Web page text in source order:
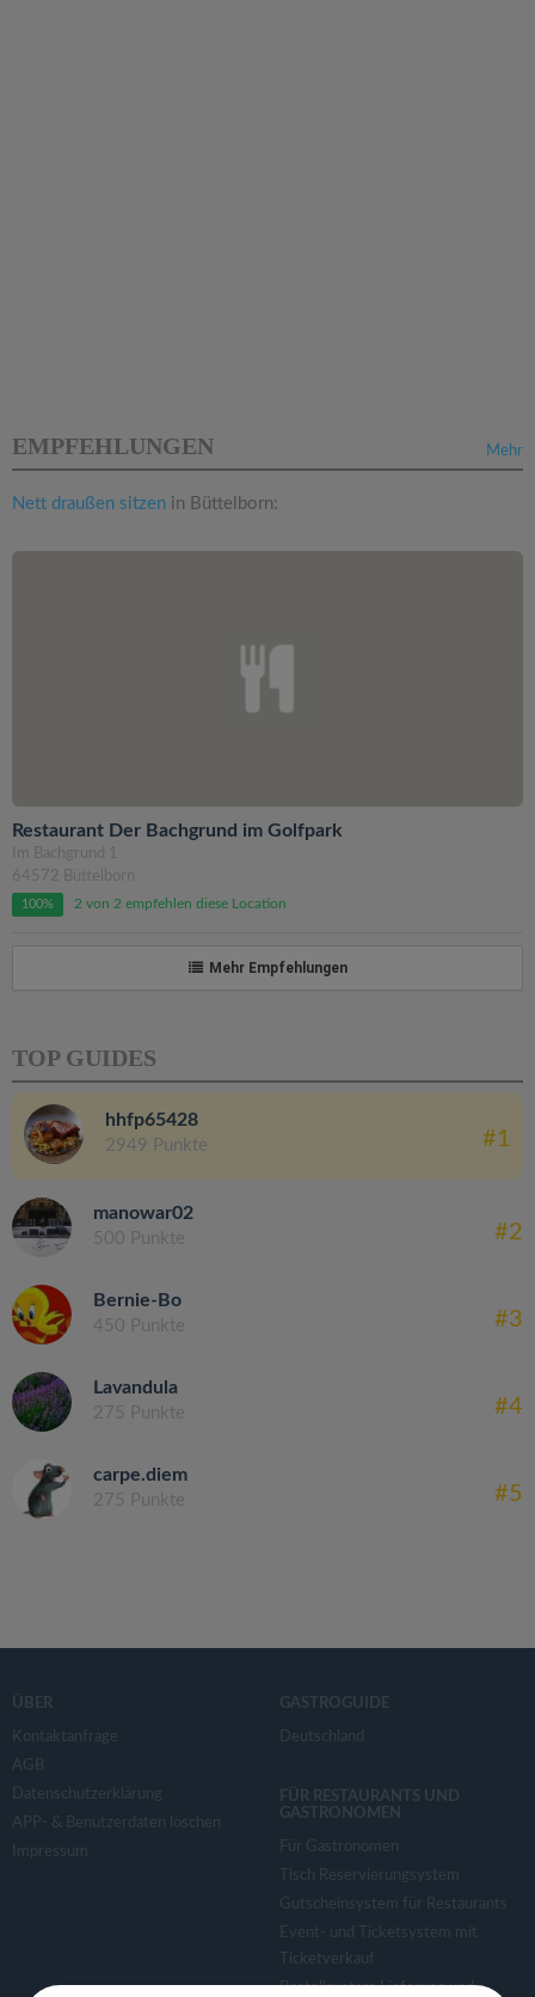
Mehr
EMPFEHLUNGEN
Nett draußen sitzen in Büttelborn:
Restaurant Der Bachgrund im Golfpark
Im Bachgrund 1
64572 Büttelborn
100% 2 von 2 empfehlen diese Location
Mehr Empfehlungen
TOP GUIDES
hhfp65428
2949 Punkte #1
manowar02
500 Punkte #2
Bernie-Bo
450 Punkte #3
Lavandula
275 Punkte #4
carpe.diem
275 Punkte #5
ÜBER
Kontaktanfrage
AGB
Datenschutzerklärung
APP- & Benutzerdaten löschen
Impressum
GASTROGUIDE
Deutschland
FÜR RESTAURANTS UND
GASTRONOMEN
Für Gastronomen
Tisch Reservierungsystem
Gutscheinsystem für Restaurants
Event- und Ticketsystem mit
Ticketverkauf
Bestellsystem Lieferung und